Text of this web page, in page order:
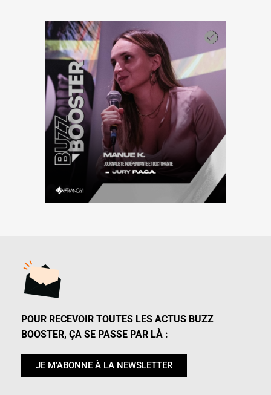
POUR RECEVOIR TOUTES LES ACTUS BUZZ
BOOSTER, ÇA SE PASSE PAR LÀ :
JE M'ABONNE À LA NEWSLETTER